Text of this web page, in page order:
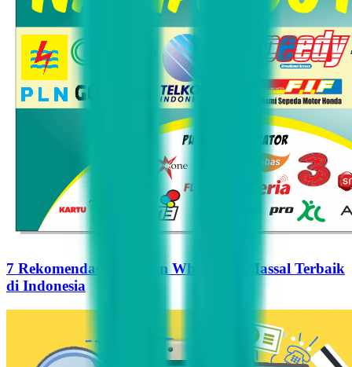
7 Rekomendasi Pengirim WhatsApp Massal Terbaik
di Indonesia